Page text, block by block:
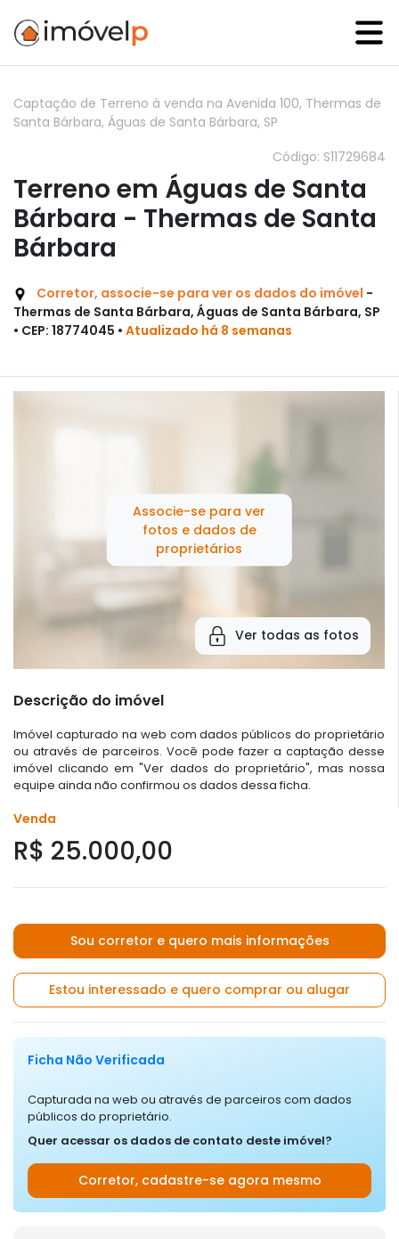
Captação de Terreno à venda na Avenida 100, Thermas de
Santa Bárbara, Águas de Santa Bárbara, SP
Código: S11729684
Terreno em Águas de Santa
Bárbara - Thermas de Santa
Bárbara
Corretor, associe-se para ver os dados do imóvel -
Thermas de Santa Bárbara, Águas de Santa Bárbara, SP
• CEP: 18774045 • Atualizado há 8 semanas
Associe-se para ver
fotos e dados de
proprietários
Ver todas as fotos
Descrição do imóvel
Imóvel capturado na web com dados públicos do proprietário
ou através de parceiros. Você pode fazer a captação desse
imóvel clicando em "Ver dados do proprietário", mas nossa
equipe ainda não confirmou os dados dessa ficha.
Venda
R$ 25.000,00
Sou corretor e quero mais informações
Estou interessado e quero comprar ou alugar
Ficha Não Verificada
Capturada na web ou através de parceiros com dados
públicos do proprietário.
Quer acessar os dados de contato deste imóvel?
Corretor, cadastre-se agora mesmo